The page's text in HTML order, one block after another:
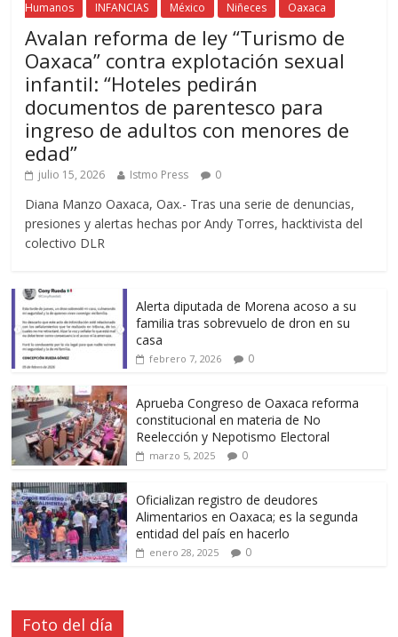
Humanos INFANCIAS México Niñeces Oaxaca
Avalan reforma de ley “Turismo de
Oaxaca” contra explotación sexual
infantil: “Hoteles pedirán
documentos de parentesco para
ingreso de adultos con menores de
edad”
julio 15, 2026 Istmo Press 0
Diana Manzo Oaxaca, Oax.- Tras una serie de denuncias,
presiones y alertas hechas por Andy Torres, hacktivista del
colectivo DLR
Alerta diputada de Morena acoso a su
familia tras sobrevuelo de dron en su
casa
febrero 7, 2026 0
Aprueba Congreso de Oaxaca reforma
constitucional en materia de No
Reelección y Nepotismo Electoral
marzo 5, 2025 0
Oficializan registro de deudores
Alimentarios en Oaxaca; es la segunda
entidad del país en hacerlo
enero 28, 2025 0
Foto del día